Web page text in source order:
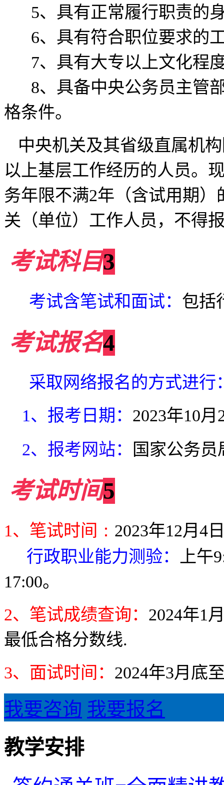
5、具有正常履行职责的
6、具有符合职位要求的
7、具有大专以上文化程
8、具备中央公务员主管
格条件。
中央机关及其省级直属机
以上基层工作经历的人员。
务年限不满2年（含试用期）
关（单位）工作人员，不得
考试科目3
考试含笔试和面试： 包括
考试报名4
采取网络报名的方式进行
1、报考日期： 2023年10月
2、报考网站： 国家公务
考试时间5
1、笔试时间 ： 2023年12月 4
行政职业能力测验：
上午
17:00。
2、笔试成绩查询： 2024年1
最低合格分数线.
3、面试时间： 2024年3月底
我要咨询 我要报名
教学安排